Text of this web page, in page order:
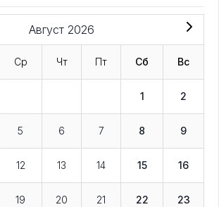
Август 2026
Ср Чт Пт Сб Вс
1 2
5 6 7 8 9
12 13 14 15 16
19 20 21 22 23